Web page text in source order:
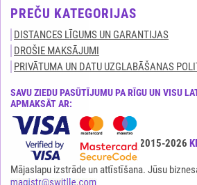
PREČU KATEGORIJAS
DISTANCES LĪGUMS UN GARANTIJAS
DROŠIE MAKSĀJUMI
PRIVĀTUMA UN DATU UZGLABĀŠANAS
SAVU ZIEDU PASŪTĪJUMU PA RĪGU UN VISU
APMAKSĀT AR:
Visas tiesības ir aizsargātas© 2015-2026
Mājaslapu izstrāde un attīstīšana. Jūsu